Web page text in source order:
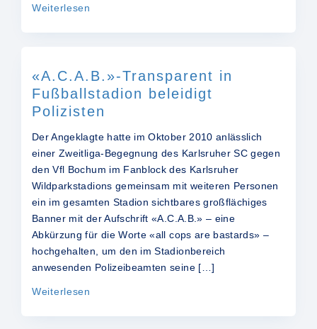
Weiterlesen
«A.C.A.B.»-Transparent in
Fußballstadion beleidigt
Polizisten
Der Angeklagte hatte im Oktober 2010 anlässlich
einer Zweitliga-Begegnung des Karlsruher SC gegen
den Vfl Bochum im Fanblock des Karlsruher
Wildparkstadions gemeinsam mit weiteren Personen
ein im gesamten Stadion sichtbares großflächiges
Banner mit der Aufschrift «A.C.A.B.» – eine
Abkürzung für die Worte «all cops are bastards» –
hochgehalten, um den im Stadionbereich
anwesenden Polizeibeamten seine […]
Weiterlesen